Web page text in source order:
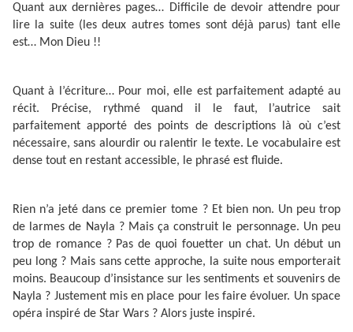
Quant aux dernières pages… Difficile de devoir attendre pour
lire la suite (les deux autres tomes sont déjà parus) tant elle
est… Mon Dieu !!
Quant à l’écriture… Pour moi, elle est parfaitement adapté au
récit. Précise, rythmé quand il le faut, l’autrice sait
parfaitement apporté des points de descriptions là où c’est
nécessaire, sans alourdir ou ralentir le texte. Le vocabulaire est
dense tout en restant accessible, le phrasé est fluide.
Rien n’a jeté dans ce premier tome ? Et bien non. Un peu trop
de larmes de Nayla ? Mais ça construit le personnage. Un peu
trop de romance ? Pas de quoi fouetter un chat. Un début un
peu long ? Mais sans cette approche, la suite nous emporterait
moins. Beaucoup d’insistance sur les sentiments et souvenirs de
Nayla ? Justement mis en place pour les faire évoluer. Un space
opéra inspiré de Star Wars ? Alors juste inspiré.